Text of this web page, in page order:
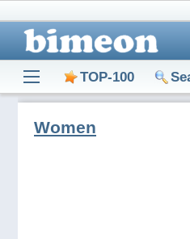
TOP-100
Women